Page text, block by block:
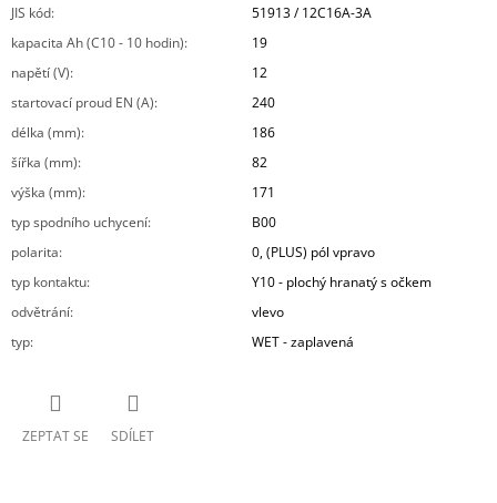
JIS kód:
51913 / 12C16A-3A
kapacita Ah (C10 - 10 hodin):
19
napětí (V):
12
startovací proud EN (A):
240
délka (mm):
186
šířka (mm):
82
výška (mm):
171
typ spodního uchycení:
B00
polarita:
0, (PLUS) pól vpravo
typ kontaktu:
Y10 - plochý hranatý s očkem
odvětrání:
vlevo
typ: WET - zaplavená
ZEPTAT SE SDÍLET